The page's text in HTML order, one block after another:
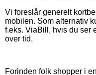
Vi foreslår generelt
mobilen. Som alternativ
f.eks. ViaBill, hvis du ser
over tid.
Forinden folk shopper i